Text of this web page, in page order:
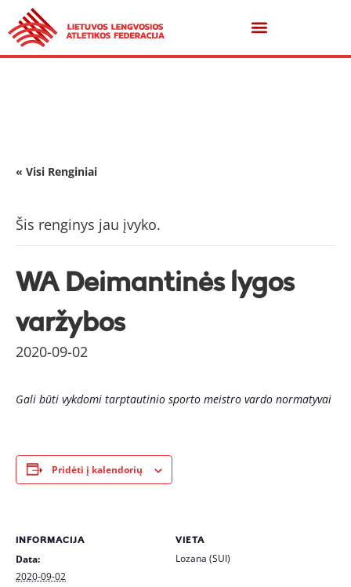
« Visi Renginiai
Šis renginys jau įvyko.
WA Deimantinės lygos
varžybos
2020-09-02
Gali būti vykdomi tarptautinio sporto meistro vardo normatyvai
Pridėti į kalendorių
INFORMACIJA
Data:
2020-09-02
VIETA
Lozana (SUI)